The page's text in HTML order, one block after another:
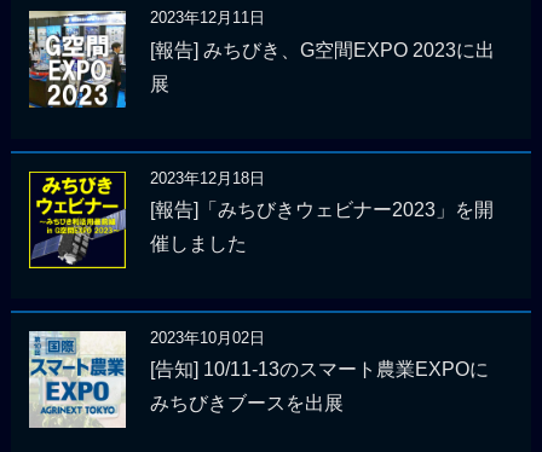
2023年12月11日
[報告] みちびき、G空間EXPO 2023に出
展
2023年12月18日
[報告]「みちびきウェビナー2023」を開
催しました
2023年10月02日
[告知] 10/11-13のスマート農業EXPOに
みちびきブースを出展